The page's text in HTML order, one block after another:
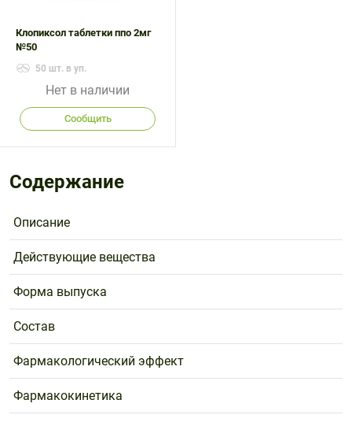
Клопиксол таблетки ппо 2мг
№50
50 шт. в уп.
Нет в наличии
Сообщить
Содержание
Описание
Действующие вещества
Форма выпуска
Состав
Фармакологический эффект
Фармакокинетика